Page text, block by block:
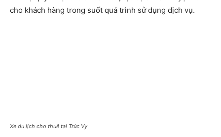
cho khách hàng trong suốt quá trình sử dụng dịch vụ.
Xe du lịch cho thuê tại Trúc Vy